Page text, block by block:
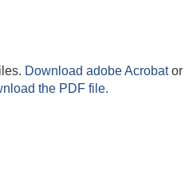
Download adobe Acrobator
the PDF file.